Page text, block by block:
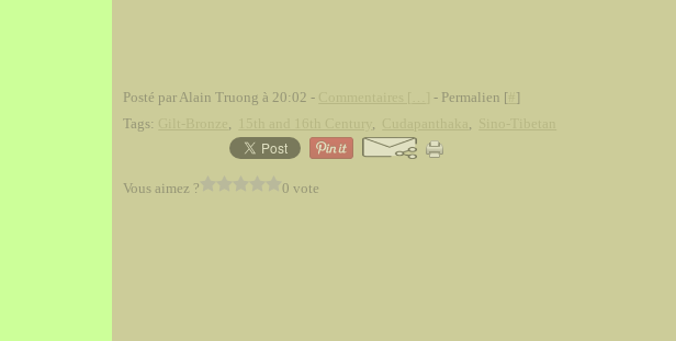
Posté par Alain Truong à 20:02 - - Permalien [ ]
Tags:
, , ,
Vous aimez ? 0 vote